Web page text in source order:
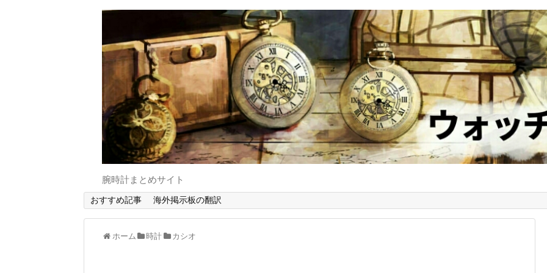
腕時計まとめサイト
おすすめ記事 海外掲示板の翻訳
ホーム 時計 カシオ